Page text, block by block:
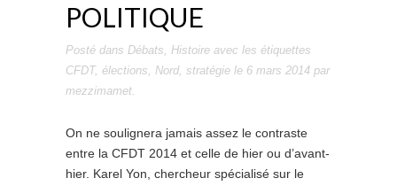
POLITIQUE
Posté dans Débats, Histoire avec les étiquettes
CFDT, élections, Nord, stratégie le 6 mars 2014 par
mezzimamet.
On ne soulignera jamais assez le contraste
entre la CFDT 2014 et celle de hier ou d’avant-
hier. Karel Yon, chercheur spécialisé sur le